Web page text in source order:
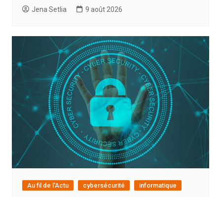
Jena Setlia 9 août 2026
Au fil de l'Actu cybersécurité informatique